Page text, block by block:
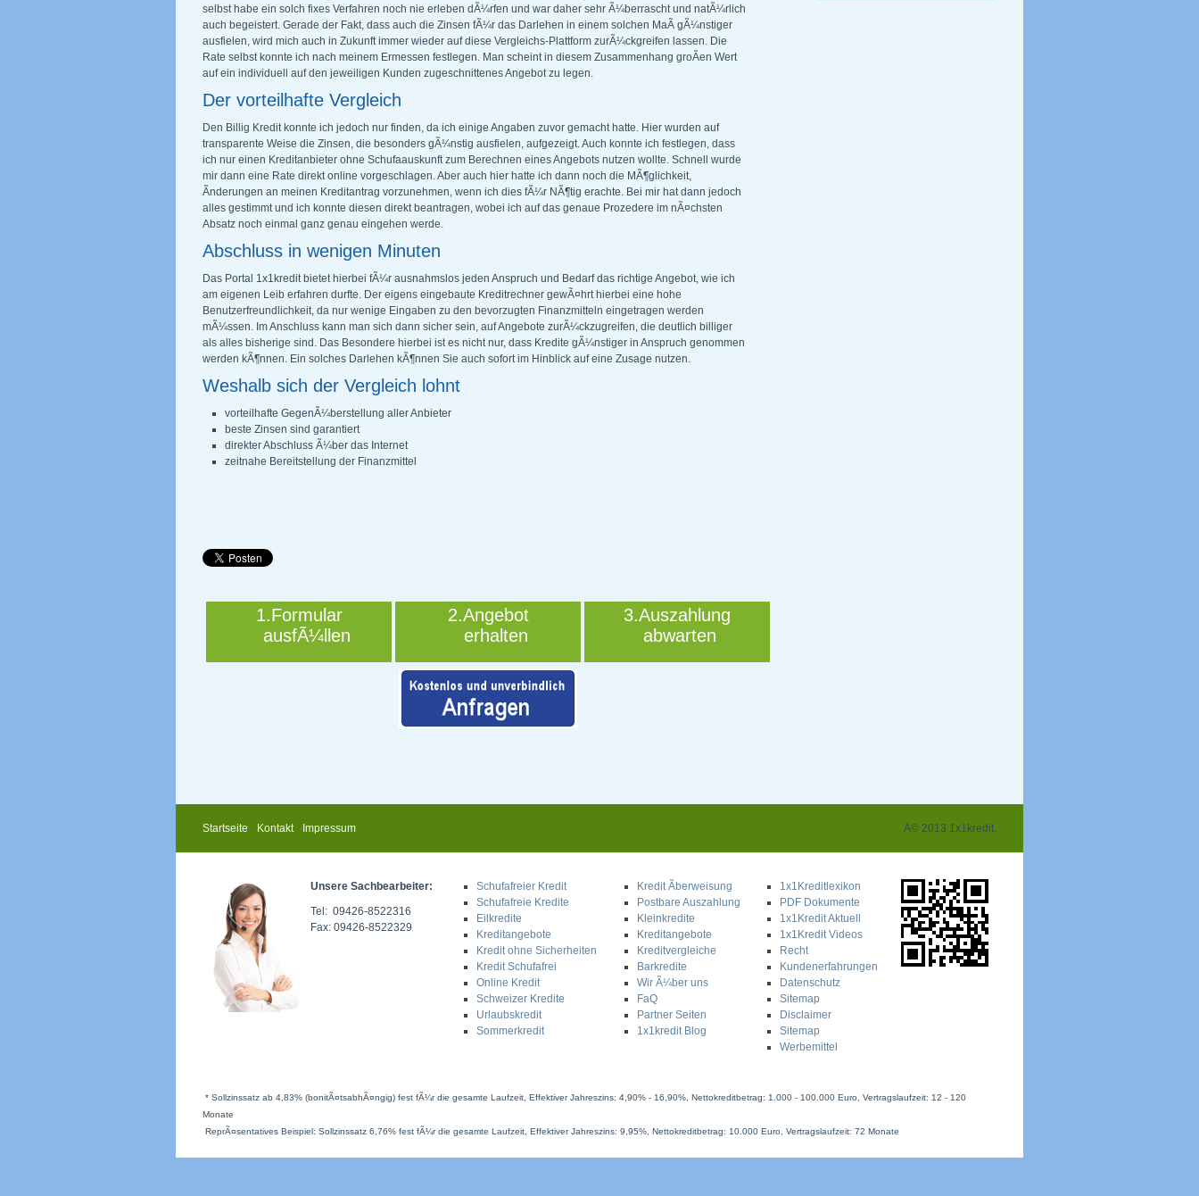
selbst habe ein solch fixes Verfahren noch nie erleben dÃ¼rfen und war daher sehr Ã¼berrascht und natÃ¼rlich
auch begeistert. Gerade der Fakt, dass auch die Zinsen fÃ¼r das Darlehen in einem solchen MaÃ gÃ¼nstiger
ausfielen, wird mich auch in Zukunft immer wieder auf diese Vergleichs-Plattform zurÃ¼ckgreifen lassen. Die
Rate selbst konnte ich nach meinem Ermessen festlegen. Man scheint in diesem Zusammenhang groÃen Wert
auf ein individuell auf den jeweiligen Kunden zugeschnittenes Angebot zu legen.
Der vorteilhafte Vergleich
Den Billig Kredit konnte ich jedoch nur finden, da ich einige Angaben zuvor gemacht hatte. Hier wurden auf
transparente Weise die Zinsen, die besonders gÃ¼nstig ausfielen, aufgezeigt. Auch konnte ich festlegen, dass
ich nur einen Kreditanbieter ohne Schufaauskunft zum Berechnen eines Angebots nutzen wollte. Schnell wurde
mir dann eine Rate direkt online vorgeschlagen. Aber auch hier hatte ich dann noch die MÃ¶glichkeit,
Ãnderungen an meinen Kreditantrag vorzunehmen, wenn ich dies fÃ¼r NÃ¶tig erachte. Bei mir hat dann jedoch
alles gestimmt und ich konnte diesen direkt beantragen, wobei ich auf das genaue Prozedere im nÃ¤chsten
Absatz noch einmal ganz genau eingehen werde.
Abschluss in wenigen Minuten
Das Portal 1x1kredit bietet hierbei fÃ¼r ausnahmslos jeden Anspruch und Bedarf das richtige Angebot, wie ich
am eigenen Leib erfahren durfte. Der eigens eingebaute Kreditrechner gewÃ¤hrt hierbei eine hohe
Benutzerfreundlichkeit, da nur wenige Eingaben zu den bevorzugten Finanzmitteln eingetragen werden
mÃ¼ssen. Im Anschluss kann man sich dann sicher sein, auf Angebote zurÃ¼ckzugreifen, die deutlich billiger
als alles bisherige sind. Das Besondere hierbei ist es nicht nur, dass Kredite gÃ¼nstiger in Anspruch genommen
werden kÃ¶nnen. Ein solches Darlehen kÃ¶nnen Sie auch sofort im Hinblick auf eine Zusage nutzen.
Weshalb sich der Vergleich lohnt
vorteilhafte GegenÃ¼berstellung aller Anbieter
beste Zinsen sind garantiert
direkter Abschluss Ã¼ber das Internet
zeitnahe Bereitstellung der Finanzmittel
1.Formular
ausfÃ¼llen
2.Angebot
erhalten
3.Auszahlung
abwarten
Startseite Kontakt Impressum Â© 2013 1x1kredit.
Unsere Sachbearbeiter:
Tel: 09426-8522316
Fax: 09426-8522329
Schufafreier Kredit
Schufafreie Kredite
Eilkredite
Kreditangebote
Kredit ohne Sicherheiten
Kredit Schufafrei
Online Kredit
Schweizer Kredite
Urlaubskredit
Sommerkredit
Kredit Ãberweisung
Postbare Auszahlung
Kleinkredite
Kreditangebote
Kreditvergleiche
Barkredite
Wir Ã¼ber uns
FaQ
Partner Seiten
1x1kredit Blog
1x1Kreditlexikon
PDF Dokumente
1x1Kredit Aktuell
1x1Kredit Videos
Recht
Kundenerfahrungen
Datenschutz
Sitemap
Disclaimer
Sitemap
Werbemittel
* Sollzinssatz ab 4,83% (bonitÃ¤tsabhÃ¤ngig) fest fÃ¼r die gesamte Laufzeit, Effektiver Jahreszins: 4,90% - 16,90%, Nettokreditbetrag: 1.000 - 100.000 Euro, Vertragslaufzeit: 12 - 120
Monate
ReprÃ¤sentatives Beispiel: Sollzinssatz 6,76% fest fÃ¼r die gesamte Laufzeit, Effektiver Jahreszins: 9,95%, Nettokreditbetrag: 10.000 Euro, Vertragslaufzeit: 72 Monate